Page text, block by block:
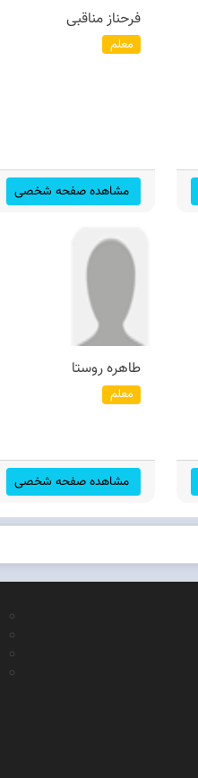
فرحناز مناقبی
معلم
مشاهده صفحه شخصی
طاهره روستا
معلم
مشاهده صفحه شخصی